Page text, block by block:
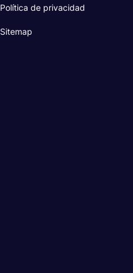
Política de privacidad
Sitemap